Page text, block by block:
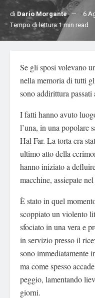
di Dario Morgante 6
Tempo di lettura:1 min read
Se gli sposi volevano
nella memoria di tutti
sono addirittura passati
I fatti hanno avuto
l’una, in una popolare
Hal Far. La torta era
ultimo atto della
hanno iniziato a
macchine, assiepate
È stato in quel
scoppiato un violento
sfociato in una vera e
in servizio presso il
sono immediatamente
ma come spesso
peggio, lamentando
giorni.